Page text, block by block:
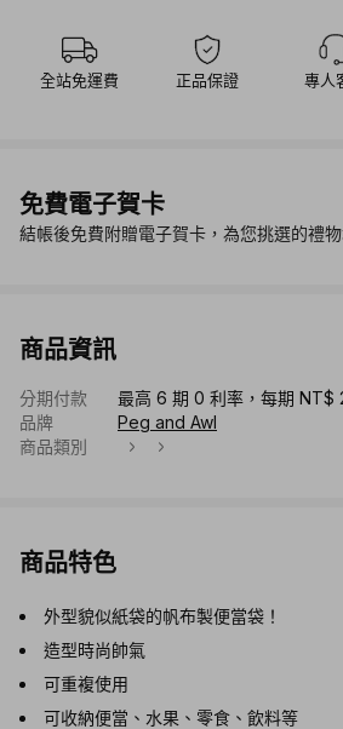
全站免運費 正品保證 專人
免費電子賀卡
結帳後免費附贈電子賀卡，為您挑選的禮
商品資訊
分期付款
最高 6 期 0 利率，每期 NT$
品牌
Peg and Awl
商品類別
商品特色
外型貌似紙袋的帆布製便當袋！
造型時尚帥氣
可重複使用
可收納便當、水果、零食、飲料等